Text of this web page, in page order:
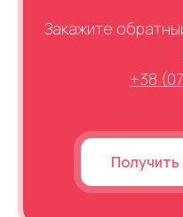
Закажите
+38